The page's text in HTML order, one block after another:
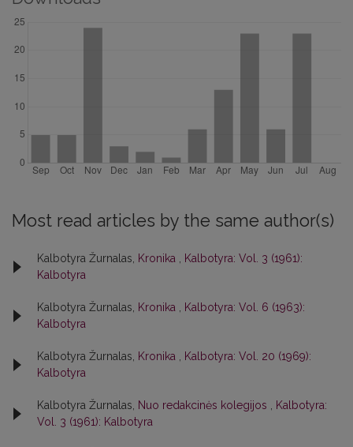
Most read articles by the same author(s)
Kalbotyra Žurnalas, Kronika
Kalbotyra: Vol. 3 (1961):
Kalbotyra
Kalbotyra Žurnalas, Kronika
Kalbotyra: Vol. 6 (1963):
Kalbotyra
Kalbotyra Žurnalas, Kronika
Kalbotyra: Vol. 20 (1969):
Kalbotyra
Kalbotyra Žurnalas, Nuo redakcinės kolegijos
Kalbotyra:
Vol. 3 (1961): Kalbotyra